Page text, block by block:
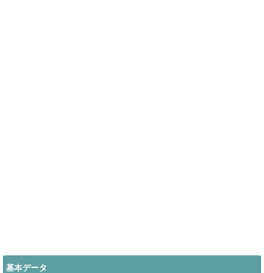
基本データ